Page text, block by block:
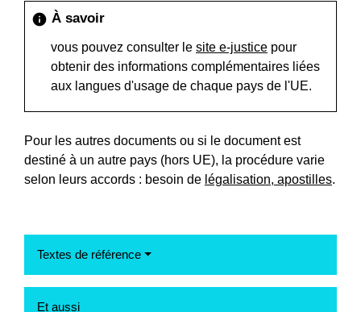
info À savoir
vous pouvez consulter le site e-justice pour
obtenir des informations complémentaires liées
aux langues d'usage de chaque pays de l'UE.
Pour les autres documents ou si le document est
destiné à un autre pays (hors UE), la procédure varie
selon leurs accords : besoin de légalisation, apostilles.
Textes de référence
Et aussi